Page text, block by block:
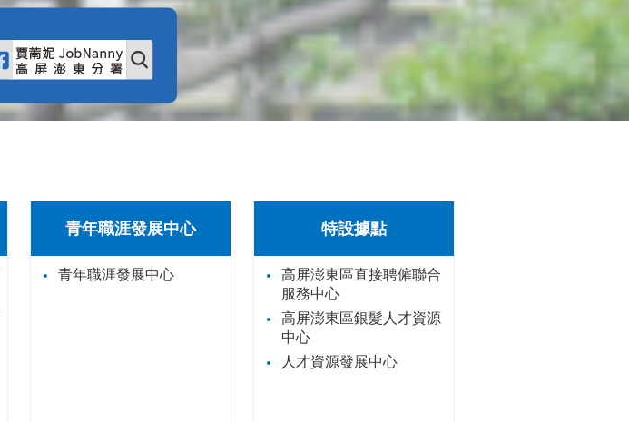
青年職涯發展中心
青年職涯發展中心
特設據點
高屏澎東區直接聘僱聯合
服務中心
高屏澎東區銀髮人才資源
中心
人才資源發展中心